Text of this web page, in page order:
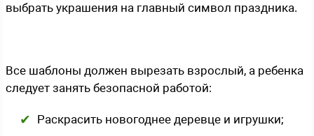
выбрать украшения на главный символ праздника.
Все шаблоны должен вырезать взрослый, а ребенка
следует занять безопасной работой:
Раскрасить новогоднее деревце и игрушки;